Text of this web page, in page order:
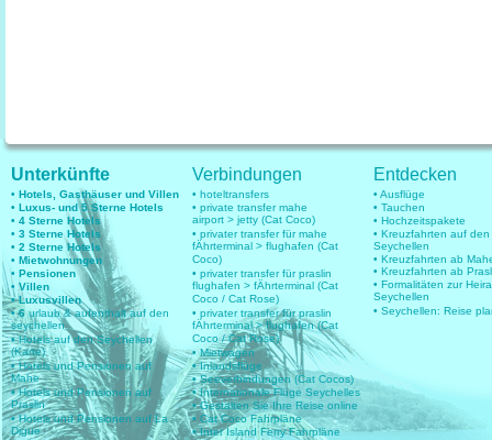
Unterkünfte
• Hotels, Gasthäuser und Villen
• Luxus- und 5 Sterne Hotels
• 4 Sterne Hotels
• 3 Sterne Hotels
• 2 Sterne Hotels
• Mietwohnungen
• Pensionen
• Villen
• Luxusvillen
• 6urlaub & aufenthalt auf den
seychellen
• Hotels auf den Seychellen
(Karte)
• Hotels und Pensionen auf
Mahe
• Hotels und Pensionen auf
Praslin
• Hotels und Pensionen auf La
Digue
Verbindungen
• hoteltransfers
• private transfer mahe
airport > jetty (Cat Coco)
• privater transfer für mahe
fÄhrterminal > flughafen (Cat
Coco)
• privater transfer für praslin
flughafen > fÄhrterminal (Cat
Coco / Cat Rose)
• privater transfer für praslin
fÄhrterminal > flughafen (Cat
Coco / Cat Rose)
• Mietwagen
• Inlandsflüge
• Seeverbindungen (Cat Cocos)
• Internationale Flüge Seychelles
• Gestalten Sie Ihre Reise online
• Cat Coco Fahrpläne
• Inter Island Ferry Fahrpläne
Entdecken
• Ausflüge
• Tauchen
• Hochzeitspakete
• Kreuzfahrten auf den
Seychellen
• Kreuzfahrten ab
• Kreuzfahrten ab
• Formalitäten zur
Seychellen
• Seychellen: Reise